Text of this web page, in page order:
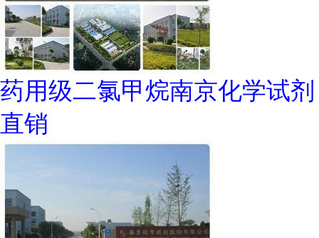
药用级二氯甲烷南京化学试剂
直销